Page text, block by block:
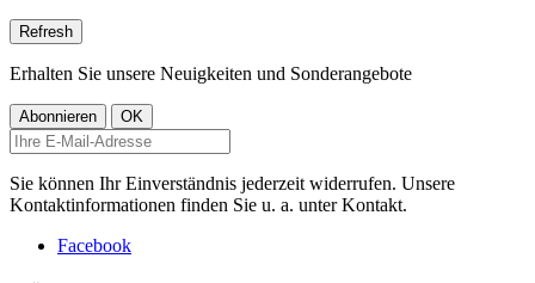
Erhalten Sie unsere Neuigkeiten und Sonderangebote
Sie können Ihr Einverständnis jederzeit widerrufen. Unsere
Kontaktinformationen finden Sie u. a. unter Kontakt.
Facebook